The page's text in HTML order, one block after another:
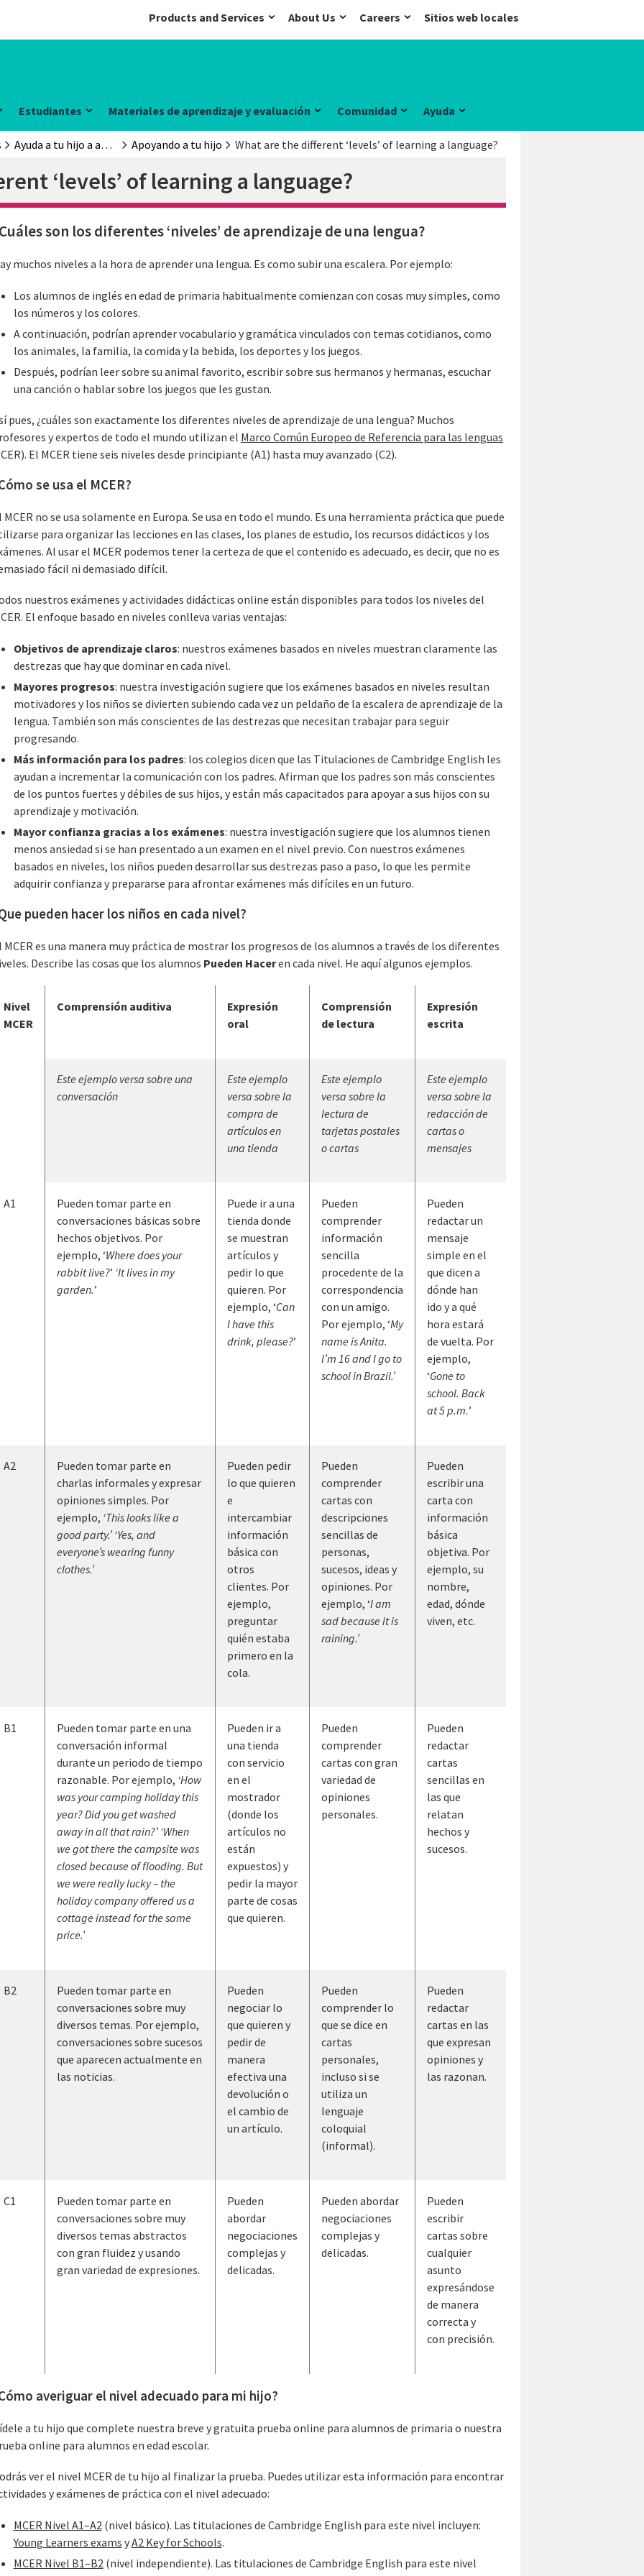
Products and Services About Us Careers Sitios web locales
Estudiantes Materiales de aprendizaje y evaluación Comunidad Ayuda
Ayuda a tu hijo a aprender inglés Apoyando a tu hijo What are the different ‘levels’ of learning a language?
‘levels’ of learning a language?
son los diferentes ‘niveles’ de aprendizaje de una lengua?
muchos niveles a la hora de aprender una lengua. Es como subir una escalera. Por ejemplo:
Los alumnos de inglés en edad de primaria habitualmente comienzan con cosas muy simples, como
los números y los colores.
A continuación, podrían aprender vocabulario y gramática vinculados con temas cotidianos, como
los animales, la familia, la comida y la bebida, los deportes y los juegos.
Después, podrían leer sobre su animal favorito, escribir sobre sus hermanos y hermanas, escuchar
una canción o hablar sobre los juegos que les gustan.
pues, ¿cuáles son exactamente los diferentes niveles de aprendizaje de una lengua? Muchos
y expertos de todo el mundo utilizan el Marco Común Europeo de Referencia para las lenguas
El MCER tiene seis niveles desde principiante (A1) hasta muy avanzado (C2).
se usa el MCER?
MCER no se usa solamente en Europa. Se usa en todo el mundo. Es una herramienta práctica que puede
para organizar las lecciones en las clases, los planes de estudio, los recursos didácticos y los
Al usar el MCER podemos tener la certeza de que el contenido es adecuado, es decir, que no es
fácil ni demasiado difícil.
nuestros exámenes y actividades didácticas online están disponibles para todos los niveles del
El enfoque basado en niveles conlleva varias ventajas:
Objetivos de aprendizaje claros: nuestros exámenes basados en niveles muestran claramente las
destrezas que hay que dominar en cada nivel.
Mayores progresos: nuestra investigación sugiere que los exámenes basados en niveles resultan
motivadores y los niños se divierten subiendo cada vez un peldaño de la escalera de aprendizaje de la
lengua. También son más conscientes de las destrezas que necesitan trabajar para seguir
progresando.
Más información para los padres: los colegios dicen que las Titulaciones de Cambridge English les
ayudan a incrementar la comunicación con los padres. Afirman que los padres son más conscientes
de los puntos fuertes y débiles de sus hijos, y están más capacitados para apoyar a sus hijos con su
aprendizaje y motivación.
Mayor confianza gracias a los exámenes: nuestra investigación sugiere que los alumnos tienen
menos ansiedad si se han presentado a un examen en el nivel previo. Con nuestros exámenes
basados en niveles, los niños pueden desarrollar sus destrezas paso a paso, lo que les permite
adquirir confianza y prepararse para afrontar exámenes más difíciles en un futuro.
pueden hacer los niños en cada nivel?
MCER es una manera muy práctica de mostrar los progresos de los alumnos a través de los diferentes
Describe las cosas que los alumnos Pueden Haceren cada nivel. He aquí algunos ejemplos.
Nivel
MCER
Comprensión auditiva
Expresión
oral
Comprensión
de lectura
Expresión
escrita
Este ejemplo versa sobre una
conversación
Este ejemplo
versa sobre la
compra de
artículos en
una tienda
Este ejemplo
versa sobre la
lectura de
tarjetas postales
o cartas
Este ejemplo
versa sobre la
redacción de
cartas o
mensajes
A1
Pueden tomar parte en
conversaciones básicas sobre
hechos objetivos. Por
ejemplo, ‘Where does your
rabbit live?’ ‘It lives in my
garden.’
Puede ir a una
tienda donde
se muestran
artículos y
pedir lo que
quieren. Por
ejemplo, ‘Can
I have this
drink, please?’
Pueden
comprender
información
sencilla
procedente de la
correspondencia
con un amigo.
Por ejemplo, ‘My
name is Anita.
I’m 16 and I go to
school in Brazil.’
Pueden
redactar un
mensaje
simple en el
que dicen a
dónde han
ido y a qué
hora estará
de vuelta. Por
ejemplo,
‘Gone to
school. Back
at 5 p.m.’
A2
Pueden tomar parte en
charlas informales y expresar
opiniones simples. Por
ejemplo, ‘This looks like a
good party.’ ‘Yes, and
everyone’s wearing funny
clothes.’
Pueden pedir
lo que quieren
e
intercambiar
información
básica con
otros
clientes. Por
ejemplo,
preguntar
quién estaba
primero en la
cola.
Pueden
comprender
cartas con
descripciones
sencillas de
personas,
sucesos, ideas y
opiniones. Por
ejemplo, ‘I am
sad because it is
raining.’
Pueden
escribir una
carta con
información
básica
objetiva. Por
ejemplo, su
nombre,
edad, dónde
viven, etc.
B1
Pueden tomar parte en una
conversación informal
durante un periodo de tiempo
razonable. Por ejemplo, ‘How
was your camping holiday this
year? Did you get washed
away in all that rain?’ ‘When
we got there the campsite was
closed because of flooding. But
we were really lucky – the
holiday company offered us a
cottage instead for the same
price.’
Pueden ir a
una tienda
con servicio
en el
mostrador
(donde los
artículos no
están
expuestos) y
pedir la mayor
parte de cosas
que quieren.
Pueden
comprender
cartas con gran
variedad de
opiniones
personales.
Pueden
redactar
cartas
sencillas en
las que
relatan
hechos y
sucesos.
B2
Pueden tomar parte en
conversaciones sobre muy
diversos temas. Por ejemplo,
conversaciones sobre sucesos
que aparecen actualmente en
las noticias.
Pueden
negociar lo
que quieren y
pedir de
manera
efectiva una
devolución o
el cambio de
un artículo.
Pueden
comprender lo
que se dice en
cartas
personales,
incluso si se
utiliza un
lenguaje
coloquial
(informal).
Pueden
redactar
cartas en las
que expresan
opiniones y
las razonan.
C1
Pueden tomar parte en
conversaciones sobre muy
diversos temas abstractos
con gran fluidez y usando
gran variedad de expresiones.
Pueden
abordar
negociaciones
complejas y
delicadas.
Pueden abordar
negociaciones
complejas y
delicadas.
Pueden
escribir
cartas sobre
cualquier
asunto
expresándose
de manera
correcta y
con precisión.
averiguar el nivel adecuado para mi hijo?
a tu hijo que complete nuestra breve y gratuita prueba online para alumnos de primaria o nuestra
online para alumnos en edad escolar.
ver el nivel MCER de tu hijo al finalizar la prueba. Puedes utilizar esta información para encontrar
y exámenes de práctica con el nivel adecuado:
MCER Nivel A1–A2 (nivel básico). Las titulaciones de Cambridge English para este nivel incluyen:
Young Learners exams yA2 Key for Schools.
MCER Nivel B1–B2 (nivel independiente). Las titulaciones de Cambridge English para este nivel